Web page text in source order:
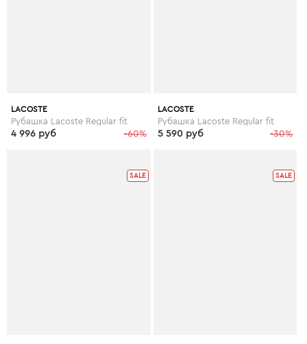
LACOSTE
Рубашка Lacoste Regular fit
-60%
4 996 руб
LACOSTE
Рубашка Lacoste Regular fit
-30%
5 590 руб
SALE SALE